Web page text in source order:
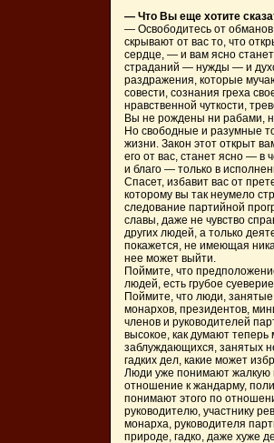
— Что Вы еще хотите
— Освободитесь от обманов
скрывают от вас то, что
сердце, — и вам ясно
страданий — нужды — и
раздражения, которые
совести, сознания греха
нравственной чуткости,
Вы не рождены ни рабами,
Но свободные и разумные
жизни. Закон этот открыт
его от вас, станет ясно — в
и благо — только в
Спасет, избавит вас от
которому вы так неумело
следование партийной
славы, даже не чувство
других людей, а только
покажется, не имеющая
нее может выйти.
Поймите, что
людей, есть грубое
Поймите, что люди,
монархов, президентов,
членов и руководителей
высокое, как думают теперь
заблуждающихся, занятых
гадких дел, какие может
Люди уже понимают жалкую
отношение к жандарму,
понимают этого по
руководителю, участнику
монарха, руководителя
природе, гадко, даже хуже